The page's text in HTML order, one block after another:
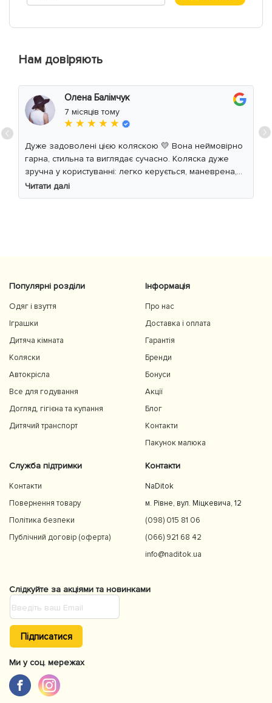
Нам довіряють
Олена Балімчук
7 місяців тому
★ ★ ★ ★ ★
Дуже задоволені цією коляскою 💛 Вона неймовірно
гарна, стильна та виглядає сучасно. Коляска дуже
зручна у користуванні: легко керується, маневрена,
м’який хід навіть по нерівній дорозі. Дитині
комфортно, просторе сидіння та великий капюшон
Читати далі
Популярні розділи
Одяг і взуття
Іграшки
Дитяча кімната
Коляски
Автокрісла
Все для годування
Догляд, гігієна та купання
Дитячий транспорт
Інформація
Про нас
Доставка і оплата
Гарантія
Бренди
Бонуси
Акції
Блог
Контакти
Пакунок малюка
Служба підтримки
Контакти
Повернення товару
Політика безпеки
Публічний договір (оферта)
Контакти
NaDitok
м. Рівне, вул. Міцкевича, 12
(098) 015 81 06
(066) 921 68 42
info@naditok.ua
Слідкуйте за акціями та новинками
Підписатися
Ми у соц. мережах